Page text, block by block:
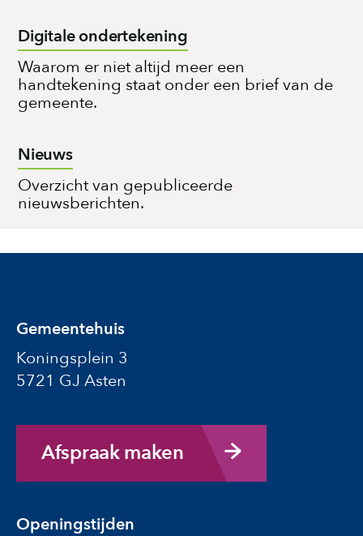
Digitale ondertekening
Waarom er niet altijd meer een
handtekening staat onder een brief van de
gemeente.
Nieuws
Overzicht van gepubliceerde
nieuwsberichten.
Gemeentehuis
Koningsplein 3
5721 GJ Asten
Afspraak maken
Openingstijden